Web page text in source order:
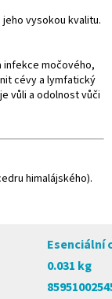
vysokou kvalitu.
infekce močového,
cévy a lymfatický
vůli a odolnost vůči
himalájského).
Esenciální
0.031 kg